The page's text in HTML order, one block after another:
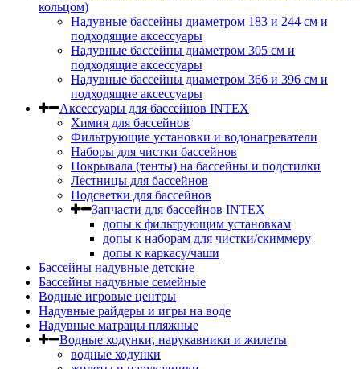
кольцом)
Надувные бассейны диаметром 183 и 244 см и
подходящие аксессуары
Надувные бассейны диаметром 305 см и
подходящие аксессуары
Надувные бассейны диаметром 366 и 396 см и
подходящие аксессуары
Аксессуары для бассейнов INTEX
Химия для бассейнов
Фильтрующие установки и водонагреватели
Наборы для чистки бассейнов
Покрывала (тенты) на бассейны и подстилки
Лестницы для бассейнов
Подсветки для бассейнов
Запчасти для бассейнов INTEX
допы к фильтрующим установкам
допы к наборам для чистки/скиммеру
допы к каркасу/чаши
Бассейны надувные детские
Бассейны надувные семейные
Водные игровые центры
Надувные райдеры и игры на воде
Надувные матрацы пляжные
Водные ходунки, нарукавники и жилеты
водные ходунки